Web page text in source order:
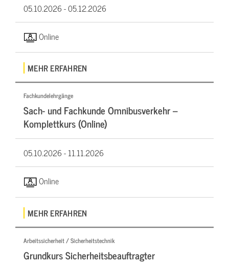
05.10.2026 -05.12.2026
Online
MEHR ERFAHREN
Fachkundelehrgänge
Sach- und Fachkunde Omnibusverkehr –
Komplettkurs (Online)
05.10.2026 -11.11.2026
Online
MEHR ERFAHREN
Arbeitssicherheit / Sicherheitstechnik
Grundkurs Sicherheitsbeauftragter